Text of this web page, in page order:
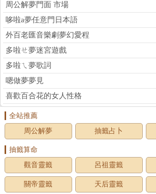
周公解夢門面 市場
哆啦a夢任意門日本語
外百老匯音樂劇夢幻愛程
多啦ㄝ夢迷宮遊戲
多啦ㄟ夢歌詞
嗯做夢夢見
喜歡百合花的女人性格
全站推薦
周公解夢
抽籤占卜
抽籤算命
觀音靈籤
呂祖靈籤
關帝靈籤 天后靈籤